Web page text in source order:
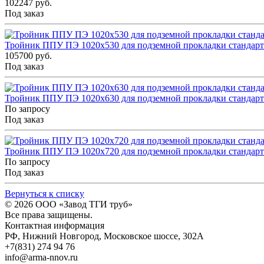
102247 руб.
Под заказ
Тройник ППУ ПЭ 1020x530 для подземной прокладки
105700 руб.
Под заказ
Тройник ППУ ПЭ 1020x630 для подземной прокладки
По запросу
Под заказ
Тройник ППУ ПЭ 1020x720 для подземной прокладки
По запросу
Под заказ
Вернуться к списку
© 2026 ООО «Завод ТГИ труб»
Все права защищены.
Контактная информация
РФ, Нижний Новгород, Московское шоссе, 302А
+7(831) 274 94 76
info@arma-nnov.ru